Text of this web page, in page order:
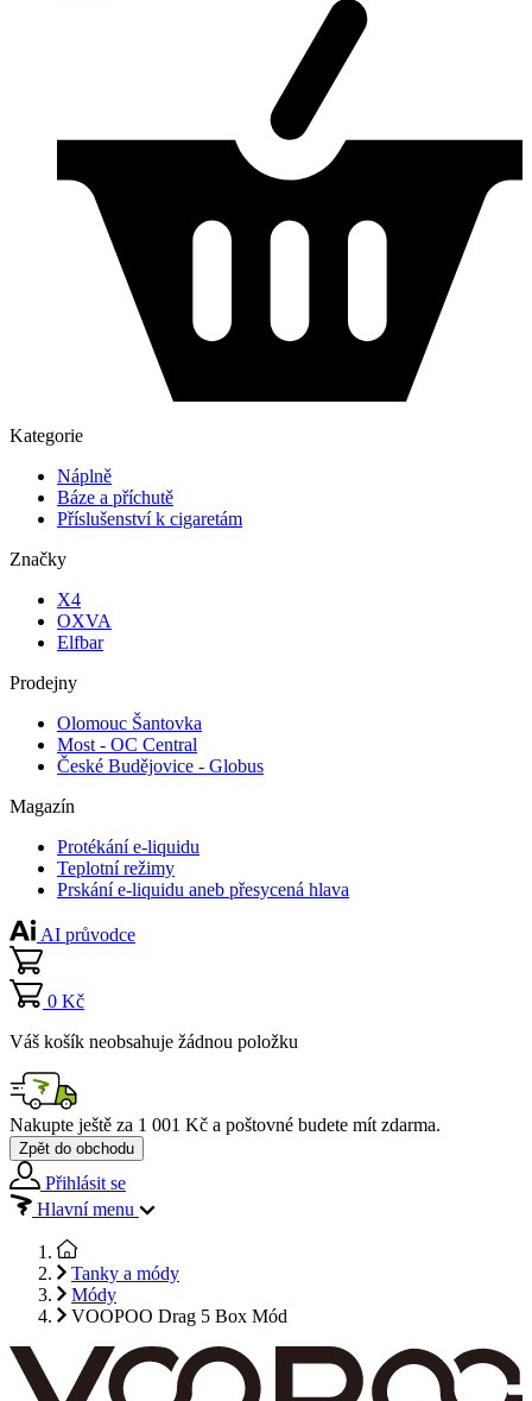
Kategorie
Náplně
Báze a příchutě
Příslušenství k cigaretám
Značky
X4
OXVA
Elfbar
Prodejny
Olomouc Šantovka
Most - OC Central
České Budějovice - Globus
Magazín
Protékání e-liquidu
Teplotní režimy
Prskání e-liquidu aneb přesycená hlava
AI průvodce
0 Kč
Váš košík neobsahuje žádnou položku
Nakupte ještě za 1 001 Kč a poštovné budete mít zdarma.
Zpět do obchodu
Přihlásit se
Hlavní menu
Tanky a módy
Módy
VOOPOO Drag 5 Box Mód